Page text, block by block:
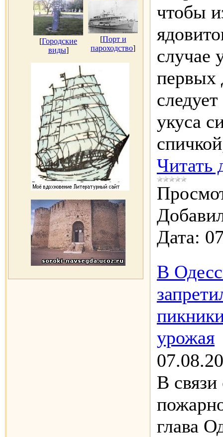
[Городские
виды]
[Порт и
пароходство]
чтобы
случае
первых
укуса
Читать
Дата:
В
урожая
В
глава